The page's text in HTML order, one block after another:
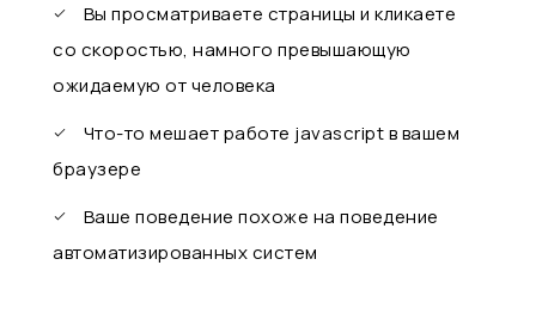
Вы просматриваете страницы и кликаете
со скоростью, намного превышающую
ожидаемую от человека
Что-то мешает работе javascript в вашем
браузере
Ваше поведение похоже на поведение
автоматизированных систем